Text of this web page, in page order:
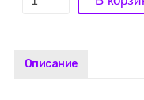
Описание